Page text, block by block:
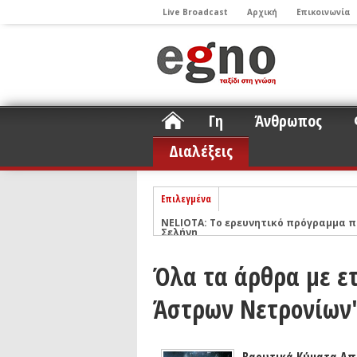
Live Broadcast Αρχική Επικοινωνία
Γη Άνθρωπος
Διαλέξεις
Επιλεγμένα
ΝΕLIOTA: Το ερευνητικό
Σελήνη
Podcast: Ο Διονύσης Σιμόπουλος
Άρθρο με αφορμή το Nobel Φυσικής
Συνέντευξη: Το ελληνικό
Συνέντευξη: Ο ερευνητής
Όλα τα άρθρα με
Άστρων